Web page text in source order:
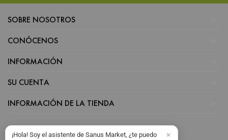
SOBRE NOSOTROS
CONÓCENOS
INFORMACIÓN
SU CUENTA
INFORMACIÓN DE LA TIENDA
¡Hola! Soy el asistente de Sanus Market, ¿te puedo